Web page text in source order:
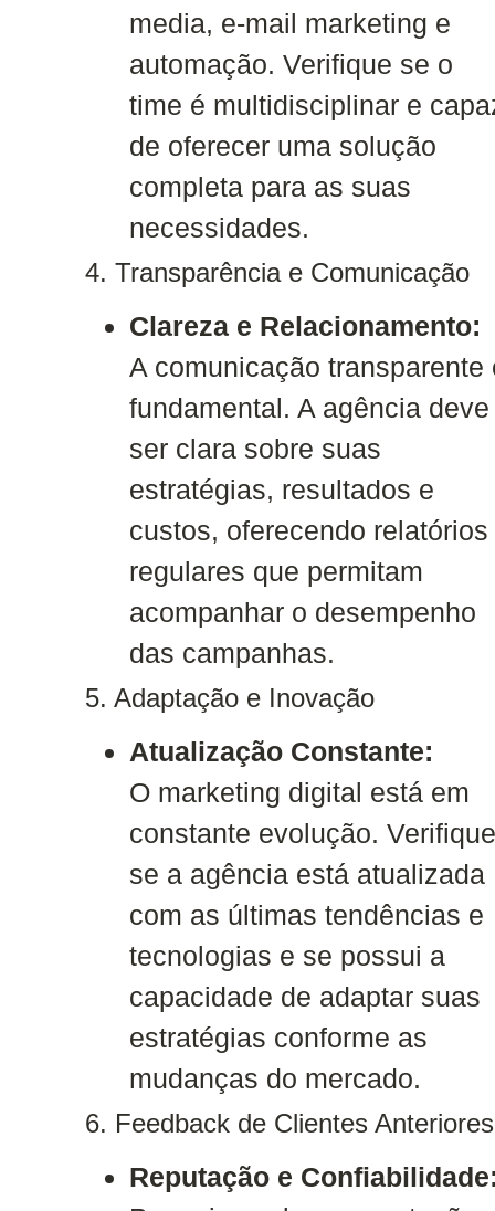
media, e-mail marketing e
automação. Verifique se o
time é multidisciplinar e
de oferecer uma solução
completa para as suas
necessidades.
4. Transparência e Comunicação
Clareza e Relacionamento:
A comunicação transparente
fundamental. A agência deve
ser clara sobre suas
estratégias, resultados e
custos, oferecendo relatórios
regulares que permitam
acompanhar o desempenho
das campanhas.
5. Adaptação e Inovação
Atualização Constante:
O marketing digital está em
constante evolução.
se a agência está atualizada
com as últimas tendências e
tecnologias e se possui a
capacidade de adaptar suas
estratégias conforme as
mudanças do mercado.
6. Feedback de Clientes Anteriores
Reputação e